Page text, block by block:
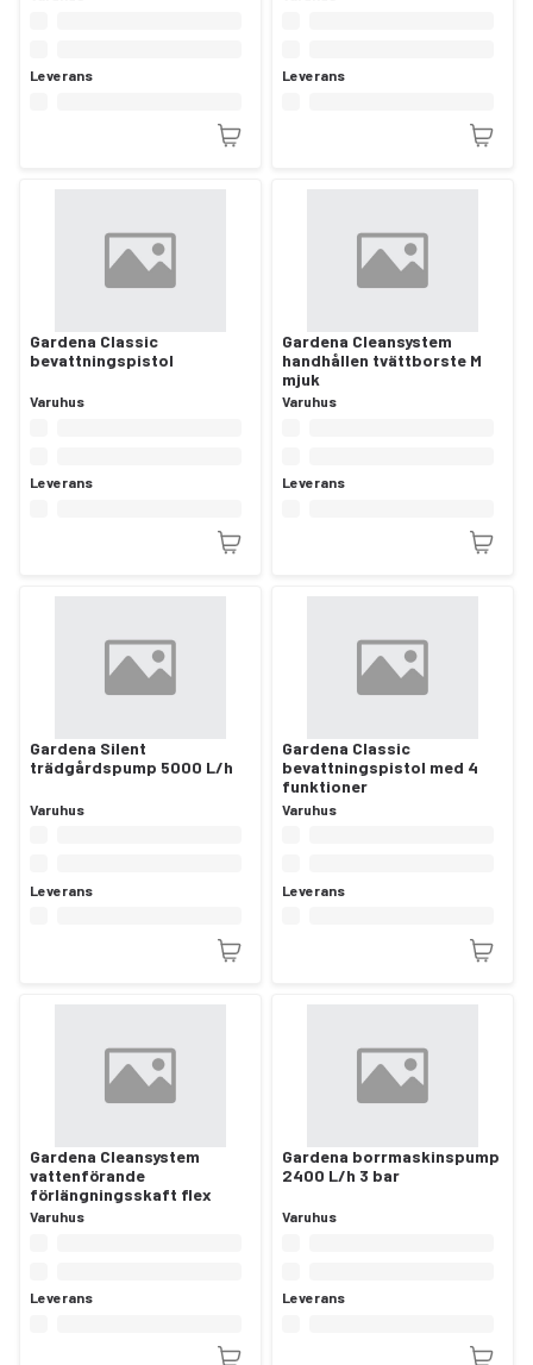
Leverans Leverans
Gardena Classic
bevattningspistol
Varuhus
Leverans
Gardena Cleansystem
handhållen tvättborste M
mjuk
Varuhus
Leverans
Gardena Silent
trädgårdspump 5000 L/h
Varuhus
Leverans
Gardena Classic
bevattningspistol med 4
funktioner
Varuhus
Leverans
Gardena Cleansystem
vattenförande
förlängningsskaft flex
Varuhus
Leverans
Gardena borrmaskinspump
2400 L/h 3 bar
Varuhus
Leverans